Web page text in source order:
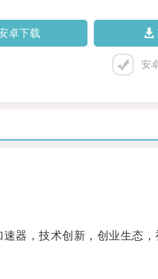
卓下载
安
，技术创新，创业生态